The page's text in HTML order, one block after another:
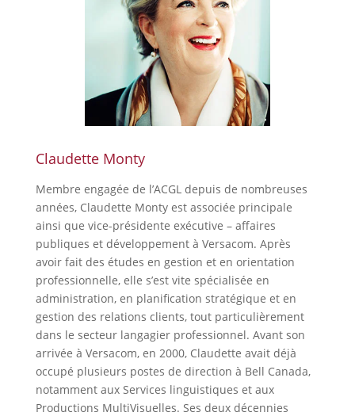
Claudette Monty
Membre engagée de l’ACGL depuis de nombreuses
années, Claudette Monty est associée principale
ainsi que vice-présidente exécutive – affaires
publiques et développement à Versacom. Après
avoir fait des études en gestion et en orientation
professionnelle, elle s’est vite spécialisée en
administration, en planification stratégique et en
gestion des relations clients, tout particulièrement
dans le secteur langagier professionnel. Avant son
arrivée à Versacom, en 2000, Claudette avait déjà
occupé plusieurs postes de direction à Bell Canada,
notamment aux Services linguistiques et aux
Productions MultiVisuelles. Ses deux décennies